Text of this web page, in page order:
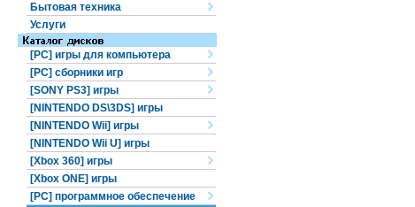
Бытовая техника
Услуги
[PC] игры для компьютера
[PC] сборники игр
[SONY PS3] игры
[NINTENDO DS\3DS] игры
[NINTENDO Wii] игры
[NINTENDO Wii U] игры
[Xbox 360] игры
[Xbox ONE] игры
[PC] программное обеспечение